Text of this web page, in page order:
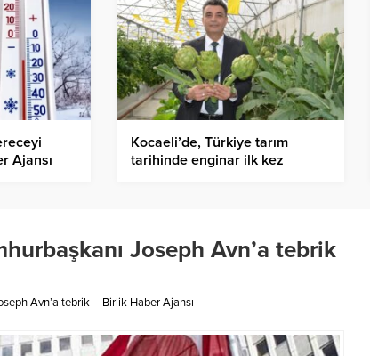
Ajansı
Kocaeli’de, Türkiye tarım
tarihinde enginar ilk kez
Joseph Avn’a tebrik
Avn’a tebrik – Birlik Haber Ajansı